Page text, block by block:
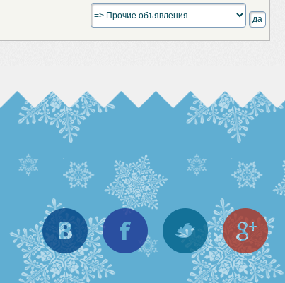
Вконтакте Facebook Twitter